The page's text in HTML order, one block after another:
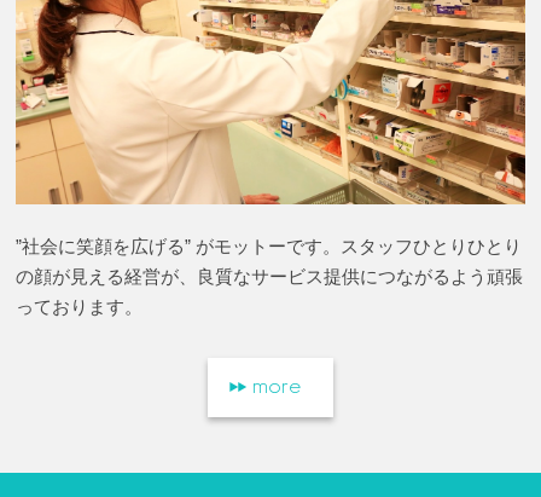
”社会に笑顔を広げる” がモットーです。スタッフひとりひとり
の顔が見える経営が、良質なサービス提供につながるよう頑張
っております。
more